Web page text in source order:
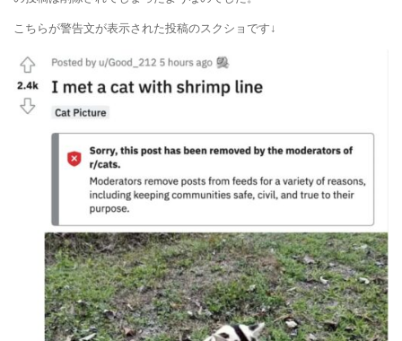
こちらが警告文が表示された投稿のスクショです↓